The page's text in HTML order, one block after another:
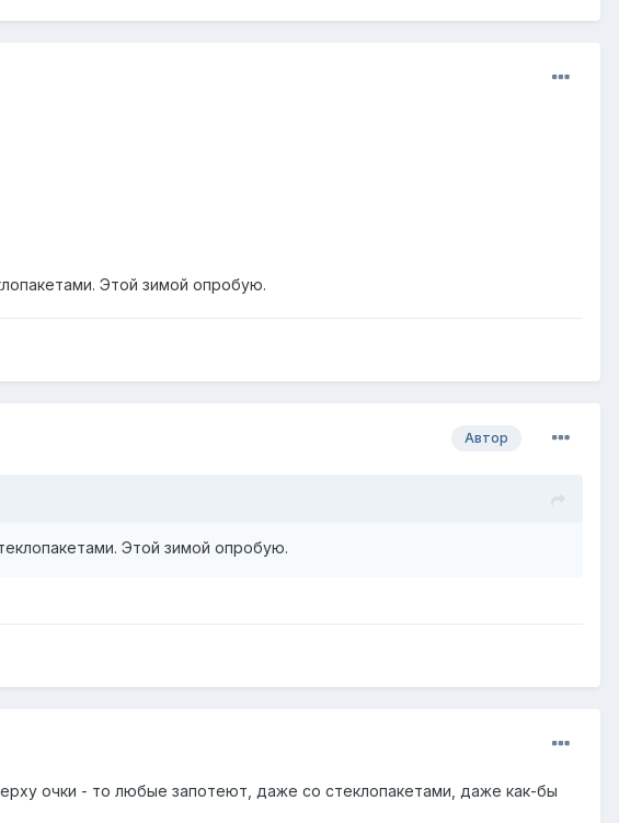
Этой зимой опробую.
Автор
Этой зимой опробую.
очки - то любые запотеют, даже со стеклопакетами, даже как-бы